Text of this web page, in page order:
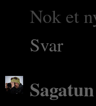
Nok et
Svar
Sagatun